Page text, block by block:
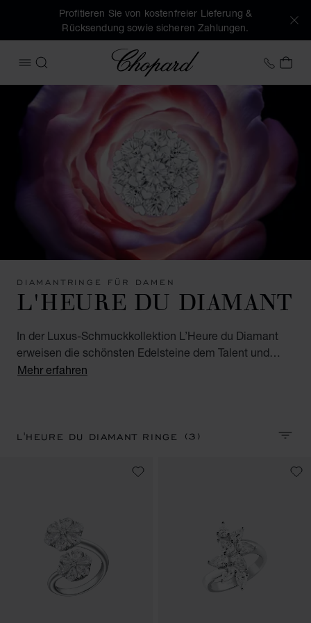
Profitieren Sie von kostenfreier Lieferung &
Rücksendung sowie sicheren Zahlungen.
MENÜ ÖFFNEN
SUCHEN
Chopard +43
DIAMANTRINGE FÜR DAMEN
L'HEURE DU DIAMANT
In der Luxus-Schmuckkollektion L’Heure du Diamant
erweisen die schönsten Edelsteine dem Talent und
Können der Kunsthandwerker des Hauses eine
Mehr erfahren
L'HEURE DU DIAMANT RINGE(3)